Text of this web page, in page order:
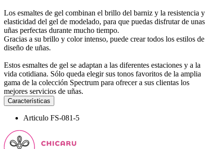
Los esmaltes de gel combinan el brillo del barniz y la resistencia y
elasticidad del gel de modelado, para que puedas disfrutar de unas
uñas perfectas durante mucho tiempo.
Gracias a su brillo y color intenso, puede crear todos los estilos de
diseño de uñas.
Estos esmaltes de gel se adaptan a las diferentes estaciones y a la
vida cotidiana. Sólo queda elegir sus tonos favoritos de la amplia
gama de la colección Spectrum para ofrecer a sus clientas los
mejores servicios de uñas.
Características
Articulo FS-081-5